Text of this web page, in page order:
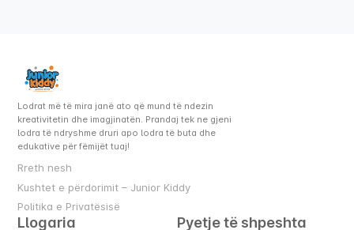
Lodrat më të mira janë ato që mund të ndezin
kreativitetin dhe imagjinatën. Prandaj tek ne gjeni
lodra të ndryshme druri apo lodra të buta dhe
edukative për fëmijët tuaj!
Rreth nesh
Kushtet e përdorimit – Junior Kiddy
Politika e Privatësisë
Llogaria Pyetje të shpeshta